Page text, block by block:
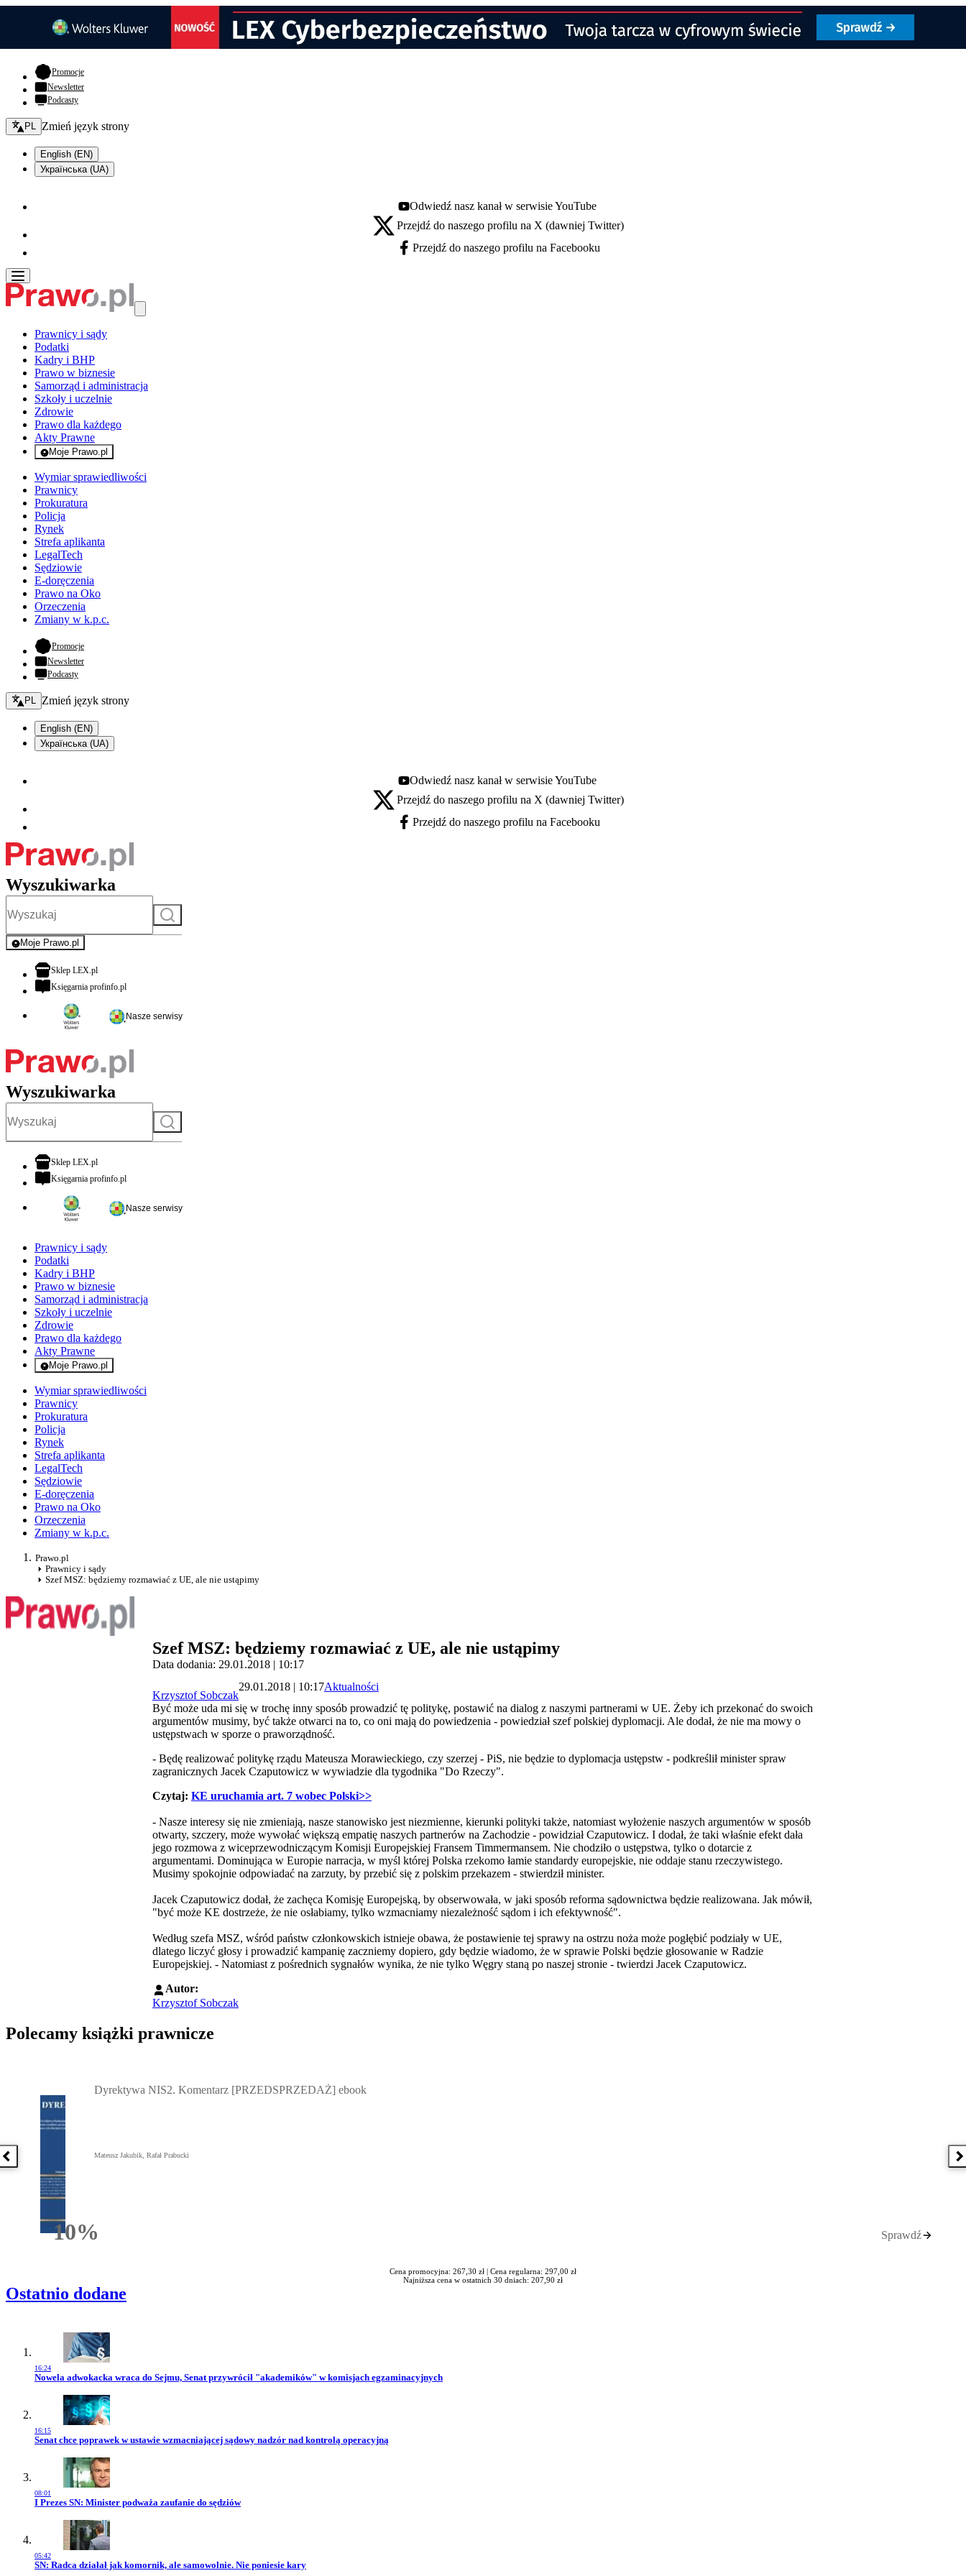
Promocje- otwiera się w nowej karcie
Newsletter
Podcasty
Zmień język - bieżący:
PL Zmień język strony
English (EN)
Українська (UA)
Youtube - otwiera się w nowej karcie
Odwiedź nasz kanał w serwisie YouTube
X - otwiera się w nowej karcie
Przejdź do naszego profilu na X (dawniej Twitter)
Facebook - otwiera się w nowej karcie
Przejdź do naszego profilu na Facebooku
Prawnicy i sądy
Podatki
Kadry i BHP
Prawo w biznesie
Samorząd i administracja
Szkoły i uczelnie
Zdrowie
Prawo dla każdego
Akty Prawne
Moje Prawo.pl
- rejestracja i logowanie do serwisu
Wymiar sprawiedliwości
Prawnicy
Prokuratura
Policja
Rynek
Strefa aplikanta
LegalTech
Sędziowie
E-doręczenia
Prawo na Oko
Orzeczenia
Zmiany w k.p.c.
Promocje- otwiera się w nowej karcie
Newsletter
Podcasty
Zmień język - bieżący:
PL Zmień język strony
English (EN)
Українська (UA)
Youtube - otwiera się w nowej karcie
Odwiedź nasz kanał w serwisie YouTube
X - otwiera się w nowej karcie
Przejdź do naszego profilu na X (dawniej Twitter)
Facebook - otwiera się w nowej karcie
Przejdź do naszego profilu na Facebooku
Wyszukiwarka
Szukaj
Moje Prawo.pl
- rejestracja i logowanie do serwisu
Sklep LEX.plotwiera się w nowej karcie
Księgarnia profinfo.plotwiera się w nowej karcie
Nasze serwisy
Wyszukiwarka
Szukaj
Sklep LEX.plotwiera się w nowej karcie
Księgarnia profinfo.plotwiera się w nowej karcie
Nasze serwisy
Prawnicy i sądy
Podatki
Kadry i BHP
Prawo w biznesie
Samorząd i administracja
Szkoły i uczelnie
Zdrowie
Prawo dla każdego
Akty Prawne
Moje Prawo.pl
- rejestracja i logowanie do serwisu
Wymiar sprawiedliwości
Prawnicy
Prokuratura
Policja
Rynek
Strefa aplikanta
LegalTech
Sędziowie
E-doręczenia
Prawo na Oko
Orzeczenia
Zmiany w k.p.c.
Prawo.pl
Prawnicy i sądy
Szef MSZ: będziemy rozmawiać z UE, ale nie ustąpimy
Szef MSZ: będziemy rozmawiać z UE, ale nie ustąpimy
Data dodania: 29.01.2018 | 10:17
Krzysztof Sobczak
29.01.2018 | 10:17Aktualności
Być może uda mi się w trochę inny sposób prowadzić tę politykę, postawić na dialog z naszymi partnerami w UE. Żeby ich przekonać do swoich
argumentów musimy, być także otwarci na to, co oni mają do powiedzenia - powiedział szef polskiej dyplomacji. Ale dodał, że nie ma mowy o
ustępstwach w sporze o praworządność.
- Będę realizować politykę rządu Mateusza Morawieckiego, czy szerzej - PiS, nie będzie to dyplomacja ustępstw - podkreślił minister spraw
zagranicznych Jacek Czaputowicz w wywiadzie dla tygodnika "Do Rzeczy".
Czytaj: KE uruchamia art. 7 wobec Polski>>
- Nasze interesy się nie zmieniają, nasze stanowisko jest niezmienne, kierunki polityki także, natomiast wyłożenie naszych argumentów w sposób
otwarty, szczery, może wywołać większą empatię naszych partnerów na Zachodzie - powidział Czaputowicz. I dodał, że taki właśnie efekt dała
jego rozmowa z wiceprzewodniczącym Komisji Europejskiej Fransem Timmermansem. Nie chodziło o ustępstwa, tylko o dotarcie z
argumentami. Dominująca w Europie narracja, w myśl której Polska rzekomo łamie standardy europejskie, nie oddaje stanu rzeczywistego.
Musimy spokojnie odpowiadać na zarzuty, by przebić się z polskim przekazem - stwierdził minister.
Jacek Czaputowicz dodał, że zachęca Komisję Europejską, by obserwowała, w jaki sposób reforma sądownictwa będzie realizowana. Jak mówił,
"być może KE dostrzeże, że nie osłabiamy, tylko wzmacniamy niezależność sądom i ich efektywność".
Według szefa MSZ, wśród państw członkowskich istnieje obawa, że postawienie tej sprawy na ostrzu noża może pogłębić podziały w UE,
dlatego liczyć głosy i prowadzić kampanię zaczniemy dopiero, gdy będzie wiadomo, że w sprawie Polski będzie głosowanie w Radzie
Europejskiej. - Natomiast z pośrednich sygnałów wynika, że nie tylko Węgry staną po naszej stronie - twierdzi Jacek Czaputowicz.
Autor:
Krzysztof Sobczak
Polecamy książki prawnicze
Poprzednia książka
10%Rabatu
Dyrektywa NIS2. Komentarz [PRZEDSPRZEDAŻ] ebook
Mateusz Jakubik, Rafał Prabucki
Sprawdź
Cena promocyjna: 267,30 zł | Cena regularna: 297,00 zł
Najniższa cena w ostatnich 30 dniach: 207,90 zł
Ostatnio dodane
16:24
Przejdź do artykułu:
Nowela adwokacka wraca do Sejmu, Senat przywrócił "akademików" w komisjach egzaminacyjnych
16:15
Przejdź do artykułu:
Senat chce poprawek w ustawie wzmacniającej sądowy nadzór nad kontrolą operacyjną
08:01
Przejdź do artykułu:
I Prezes SN: Minister podważa zaufanie do sędziów
05:42
Przejdź do artykułu:
SN: Radca działał jak komornik, ale samowolnie. Nie poniesie kary